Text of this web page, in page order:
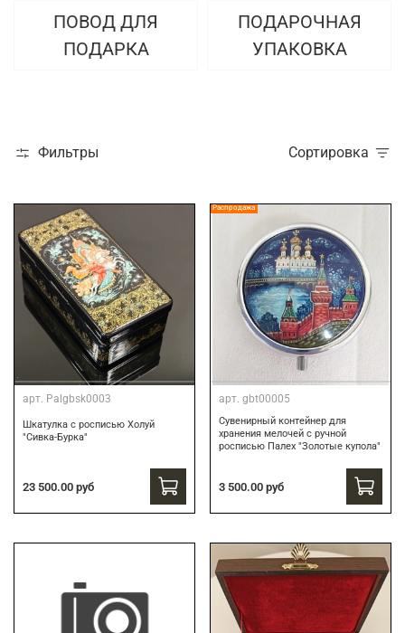
ПОВОД ДЛЯ
ПОДАРКА
ПОДАРОЧНАЯ
УПАКОВКА
Фильтры Сортировка
арт. Palgbsk0003
Шкатулка с росписью Холуй
"Сивка-Бурка"
23 500.00 руб
Распродажа
арт. gbt00005
Сувенирный контейнер для
хранения мелочей с ручной
росписью Палех "Золотые купола"
3 500.00 руб